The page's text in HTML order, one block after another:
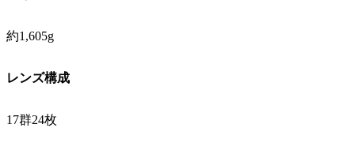
約1,605g
レンズ構成
17群24枚